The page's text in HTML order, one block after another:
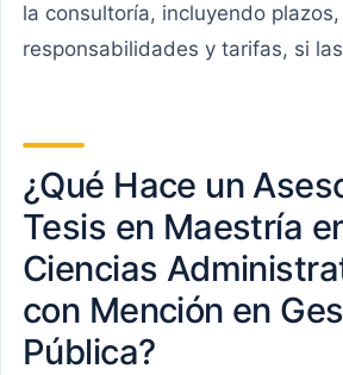
la consultoría, incluyendo plazos,
responsabilidades y tarifas, si
¿Qué Hace un
Tesis en Maestría
Ciencias
con Mención en
Pública?